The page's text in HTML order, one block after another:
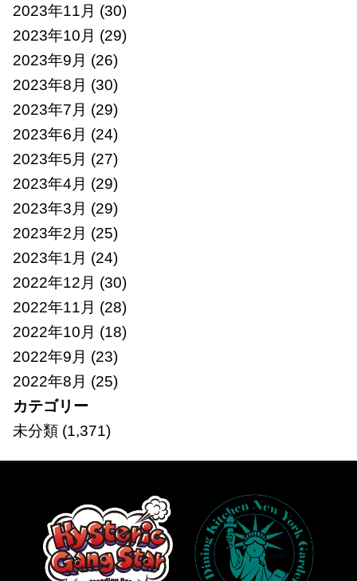
2023年11月 (30)
2023年10月 (29)
2023年9月 (26)
2023年8月 (30)
2023年7月 (29)
2023年6月 (24)
2023年5月 (27)
2023年4月 (29)
2023年3月 (29)
2023年2月 (25)
2023年1月 (24)
2022年12月 (30)
2022年11月 (28)
2022年10月 (18)
2022年9月 (23)
2022年8月 (25)
カテゴリー
未分類(1,371)